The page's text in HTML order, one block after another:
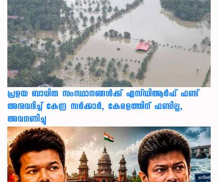
പ്രളയ ബാധിത സംസ്ഥാനങ്ങൾക്ക് എസ്ഡിആർഫ് ഫണ്ട്
അനുവദിച്ച് കേന്ദ്ര സര്‍ക്കാര്‍, കേരളത്തിന് ഫണ്ടില്ല,
അവഗണിച്ചു